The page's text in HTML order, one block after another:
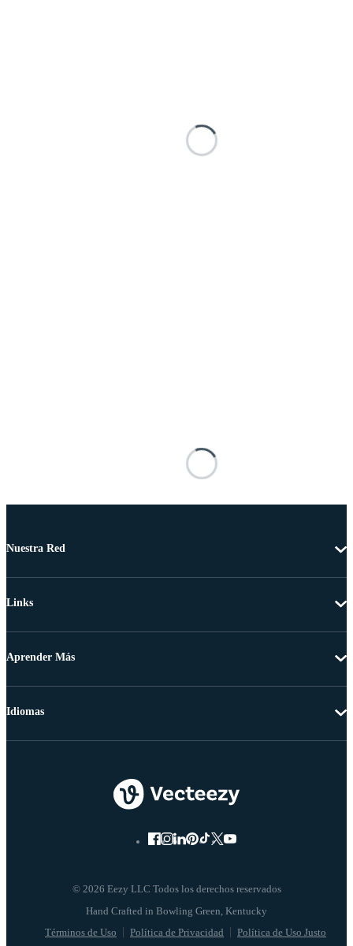
Nuestra Red
Links
Aprender Más
© 2026 Eezy LLC Todos los derechos reservados
Términos de Uso Política de Privacidad Política de Uso Justo
Idiomas